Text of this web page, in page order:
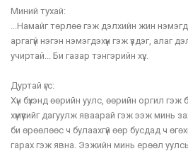
Миний тухай:
...Намайг төрлөө гэж дэлхийн жин
аргагүй нэгэн нэмэгдэхүүн гэж үздэг, алаг
учиртай... Би газар тэнгэрийн хүү...
Дуртай үгс:
Хүн бүхэнд өөрийн уулс, өөрийн оргил
хүмүүсийг дагуулж яваарай гэж ээж минь
би өрөөлөөс ч булаахгүй өөр бусдад ч
гарах гэж явна. Ээжийн минь ерөөл